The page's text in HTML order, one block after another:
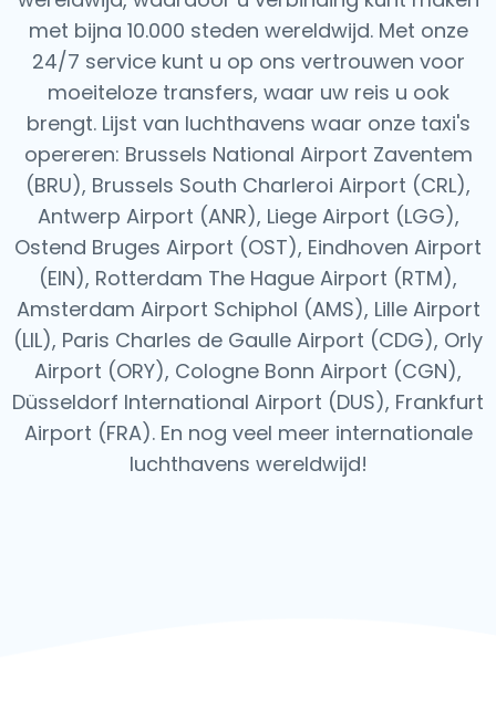
met bijna 10.000 steden wereldwijd. Met onze
24/7 service kunt u op ons vertrouwen voor
moeiteloze transfers, waar uw reis u ook
brengt. Lijst van luchthavens waar onze taxi's
opereren: Brussels National Airport Zaventem
(BRU), Brussels South Charleroi Airport (CRL),
Antwerp Airport (ANR), Liege Airport (LGG),
Ostend Bruges Airport (OST), Eindhoven Airport
(EIN), Rotterdam The Hague Airport (RTM),
Amsterdam Airport Schiphol (AMS), Lille Airport
(LIL), Paris Charles de Gaulle Airport (CDG), Orly
Airport (ORY), Cologne Bonn Airport (CGN),
Düsseldorf International Airport (DUS), Frankfurt
Airport (FRA). En nog veel meer internationale
luchthavens wereldwijd!